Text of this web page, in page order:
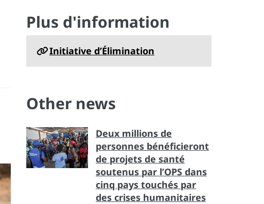
Plus d'information
Initiative d’Élimination
Other news
Deux millions de
personnes bénéficieront
de projets de santé
soutenus par l’OPS dans
cinq pays touchés par
des crises humanitaires